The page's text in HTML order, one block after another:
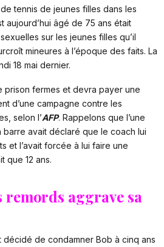
tennis de jeunes filles dans les
aujourd’hui âgé de 75 ans était
sur les jeunes filles qu’il
mineures à l’époque des faits. La
18 mai dernier.
prison fermes et devra payer une
d’une campagne contre les
selon l’AFP. Rappelons que l’une
avait déclaré que le coach lui
et l’avait forcée à lui faire une
que 12 ans.
remords aggrave sa
de condamner Bob à cinq ans